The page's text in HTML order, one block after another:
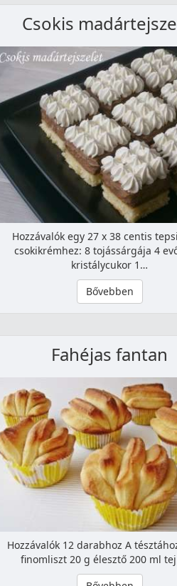
Csokis
Hozzávalók egy 27 x 38 centis
csokikrémhez: 8 tojássárgája 4
kristálycukor 1…
Bővebben
Fahéjas fantan
Hozzávalók 12 darabhoz A
finomliszt 20 g élesztő 200 ml